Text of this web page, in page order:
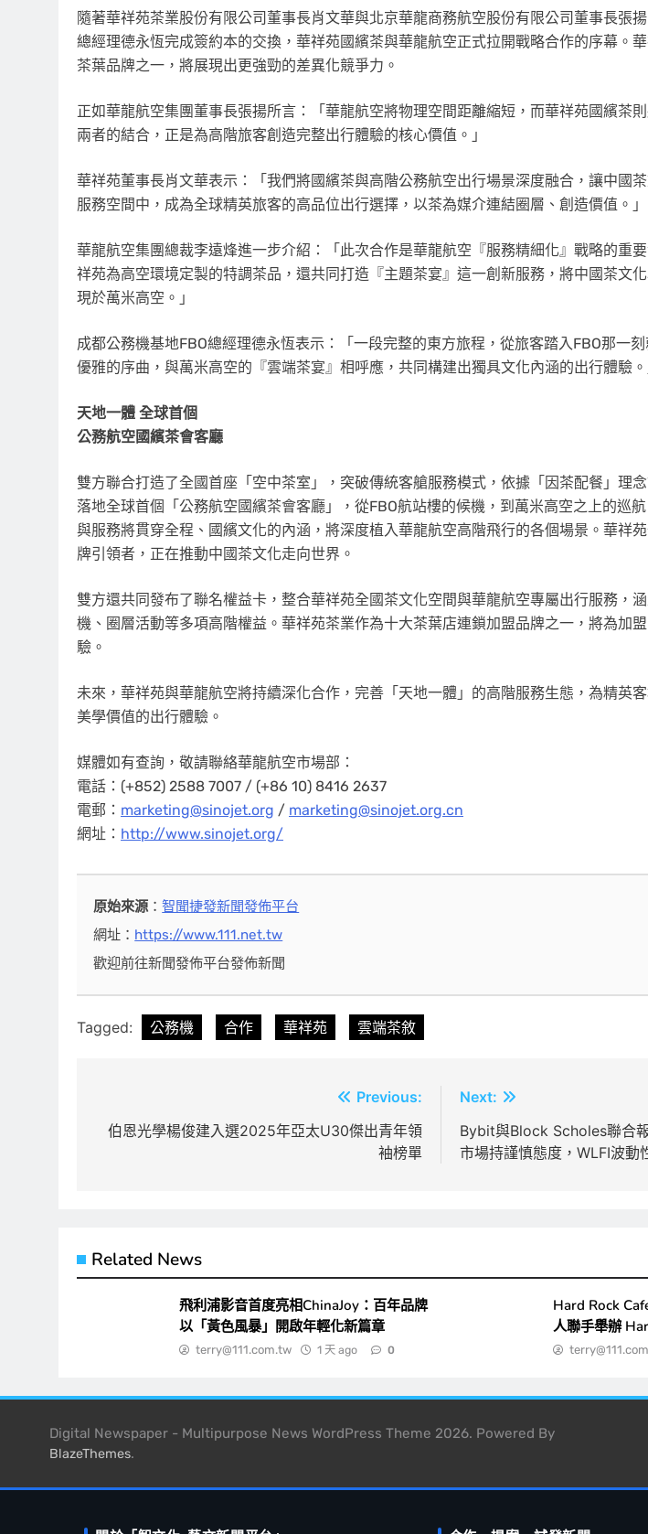
隨著華祥苑茶業股份有限公司董事長肖文華與北京華龍商務航空股份有限公司董事長張
總經理德永恆完成簽約本的交換，華祥苑國繽茶與華龍航空正式拉開戰略合作的序幕。
茶葉品牌之一，將展現出更強勁的差異化競爭力。
正如華龍航空集團董事長張揚所言：「華龍航空將物理空間距離縮短，而華祥苑國繽茶
兩者的結合，正是為高階旅客創造完整出行體驗的核心價值。」
華祥苑董事長肖文華表示：「我們將國繽茶與高階公務航空出行場景深度融合，讓中國
服務空間中，成為全球精英旅客的高品位出行選擇，以茶為媒介連結圈層、創造價值。」
華龍航空集團總裁李遠烽進一步介紹：「此次合作是華龍航空『服務精細化』戰略的重
祥苑為高空環境定製的特調茶品，還共同打造『主題茶宴』這一創新服務，將中國茶文
現於萬米高空。」
成都公務機基地FBO總經理德永恆表示：「一段完整的東方旅程，從旅客踏入FBO那一
優雅的序曲，與萬米高空的『雲端茶宴』相呼應，共同構建出獨具文化內涵的出行體驗。
天地一體 全球首個
公務航空國繽茶會客廳
雙方聯合打造了全國首座「空中茶室」，突破傳統客艙服務模式，依據「因茶配餐」理
落地全球首個「公務航空國繽茶會客廳」，從FBO航站樓的候機，到萬米高空之上的巡
與服務將貫穿全程、國繽文化的內涵，將深度植入華龍航空高階飛行的各個場景。華祥
牌引領者，正在推動中國茶文化走向世界。
雙方還共同發布了聯名權益卡，整合華祥苑全國茶文化空間與華龍航空專屬出行服務，
機、圈層活動等多項高階權益。華祥苑茶業作為十大茶葉店連鎖加盟品牌之一，將為加
驗。
未來，華祥苑與華龍航空將持續深化合作，完善「天地一體」的高階服務生態，為精英
美學價值的出行體驗。
媒體如有查詢，敬請聯絡華龍航空市場部：
電話：(+852) 2588 7007 / (+86 10) 8416 2637
電郵： marketing@sinojet.org / marketing@sinojet.org.cn
網址： http://www.sinojet.org/
原始來源 ：智聞捷發新聞發佈平台
網址： https://www.111.net.tw
歡迎前往新聞發佈平台發佈新聞
Tagged: 公務機 合作 華祥苑 雲端茶敘
章
Previous:
伯恩光學楊俊建入選2025年亞太U30傑出青年領
袖榜單
Next:
Bybit與Block Scholes聯合
市場持謹慎態度，WLFI波動
Related News
飛利浦影音首度亮相ChinaJoy：百年品牌
以「黃色風暴」開啟年輕化新篇章
terry@111.com.tw 1 天 ago 0
Hard Rock
人聯手舉辦
Digital Newspaper - Multipurpose News WordPress Theme 2026. Powered By
BlazeThemes.